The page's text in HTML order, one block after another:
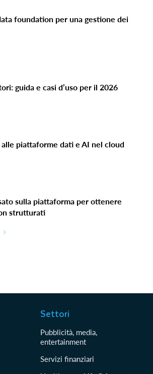
foundation per una gestione dei
guida e casi d’uso per il 2026
alle piattaforme dati e AI nel cloud
sulla piattaforma per ottenere
strutturati
Settori
Pubblicità, media,
entertainment
Servizi finanziari